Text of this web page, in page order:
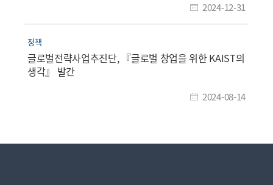
2024-12-31
정책
글로벌전략사업추진단, 『글로벌 창업을 위한 KAIST의
생각』 발간
2024-08-14